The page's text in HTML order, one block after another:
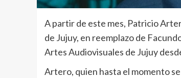
A partir de este mes, Patricio
de Jujuy, en reemplazo de
Artes Audiovisuales de Jujuy
Artero, quien hasta el momento